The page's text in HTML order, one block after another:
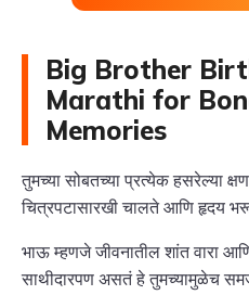
Big Brother
Marathi for
Memories
तुमच्या सोबतच्या प्रत्येक हसरेल्या
चित्रपटासारखी चालते आणि हृदय
भाऊ म्हणजे जीवनातील शांत वारा
साथीदारपण असतं हे तुमच्यामुळेच